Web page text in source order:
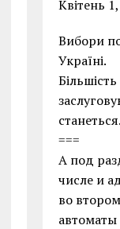
Квітень
Вибори
Україні.
станеться.
===
А под
числе и
во